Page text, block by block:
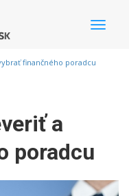
Toggle
finančného poradcu
a
poradcu